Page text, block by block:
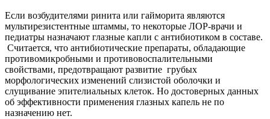
Если возбудителями ринита или гайморита являются
мультирезистентные штаммы, то некоторые ЛОР-врачи и
педиатры назначают глазные капли с антибиотиком в составе.
Считается, что антибиотические препараты, обладающие
противомикробными и противовоспалительными
свойствами, предотвращают развитие грубых
морфологических изменений слизистой оболочки и
слущивание эпителиальных клеток. Но достоверных данных
об эффективности применения глазных капель не по
назначению нет.